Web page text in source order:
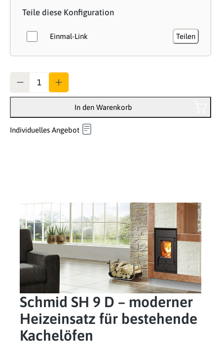
Teile diese Konfiguration
Einmal-Link Teilen
In den Warenkorb
Individuelles Angebot
Schmid SH 9 D – moderner
Heizeinsatz für bestehende
Kachelöfen